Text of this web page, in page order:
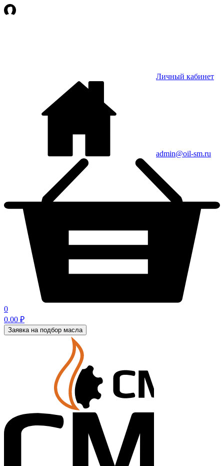
Личный кабинет
admin@oil-sm.ru
0
0.00 ₽
Заявка на подбор масла